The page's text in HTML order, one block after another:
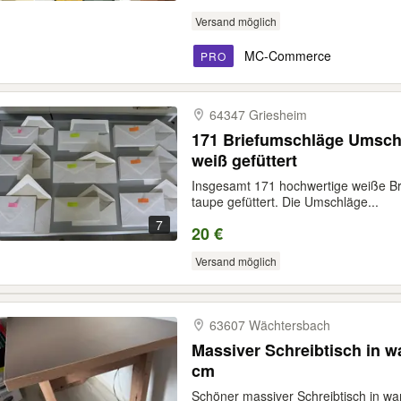
Versand möglich
PRO MC-Commerce
7
64347 Griesheim
171 Briefumschläge
weiß gefüttert
Insgesamt 171 hochwertige weiße
taupe gefüttert. Die Umschläge...
20 €
Versand möglich
63607 Wächtersbach
Massiver Schreibtisch in
cm
Schöner massiver Schreibtisch in